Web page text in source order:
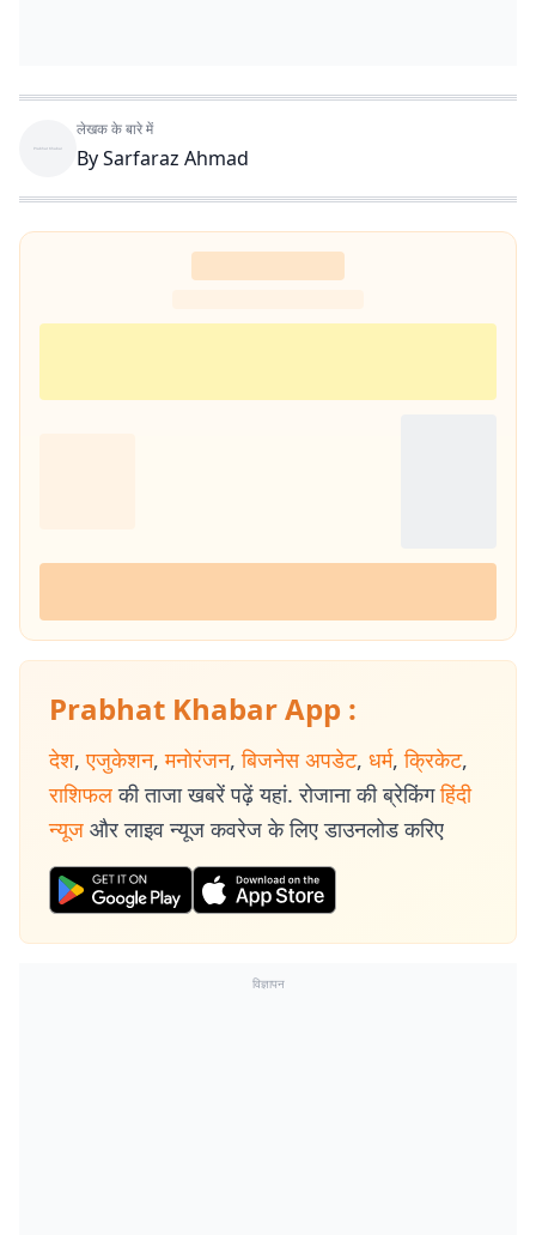
लेखक के बारे में
BySarfaraz Ahmad
Prabhat Khabar App :
देश, एजुकेशन, मनोरंजन, बिजनेस अपडेट, धर्म, क्रिकेट,
राशिफल की ताजा खबरें पढ़ें यहां. रोजाना की ब्रेकिंग हिंदी
न्यूज और लाइव न्यूज कवरेज के लिए डाउनलोड करिए
विज्ञापन